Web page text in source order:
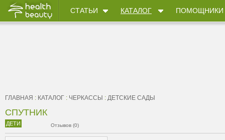
СТАТЬИ КАТАЛОГ ПОМОЩНИКИ
ГЛАВНАЯ : КАТАЛОГ : ЧЕРКАССЫ : ДЕТСКИЕ САДЫ
СПУТНИК
ДЕТИ Отзывов (0)